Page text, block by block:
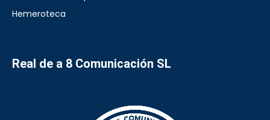
Hemeroteca
Real de a 8 Comunicación SL